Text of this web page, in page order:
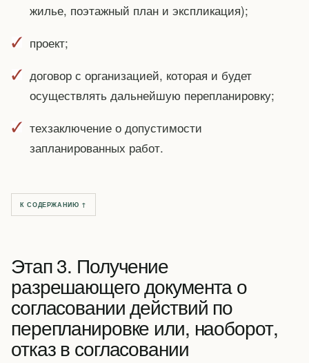
жилье, поэтажный план и экспликация);
проект;
договор с организацией, которая и будет
осуществлять дальнейшую перепланировку;
техзаключение о допустимости
запланированных работ.
К СОДЕРЖАНИЮ ↑
Этап 3. Получение
разрешающего документа о
согласовании действий по
перепланировке или, наоборот,
отказ в согласовании